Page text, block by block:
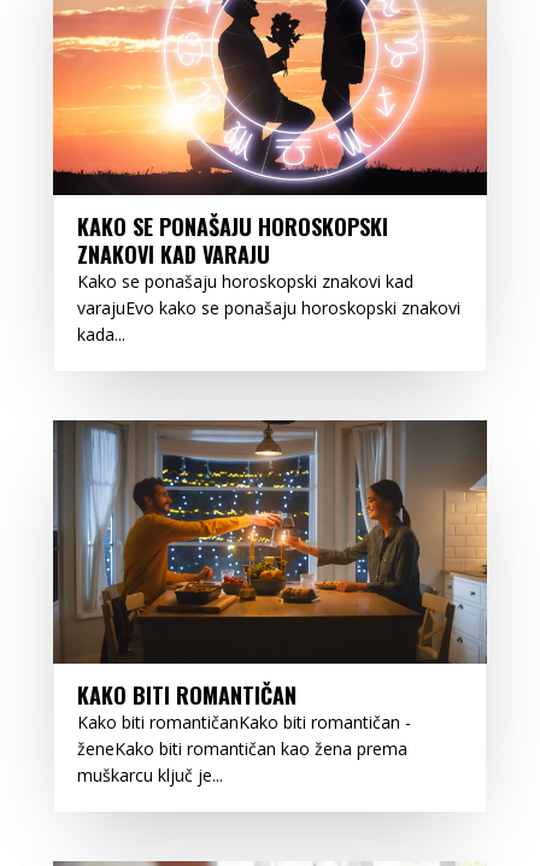
KAKO SE PONAŠAJU HOROSKOPSKI
ZNAKOVI KAD VARAJU
Kako se ponašaju horoskopski znakovi kad
varajuEvo kako se ponašaju horoskopski znakovi
kada...
KAKO BITI ROMANTIČAN
Kako biti romantičanKako biti romantičan -
ženeKako biti romantičan kao žena prema
muškarcu ključ je...